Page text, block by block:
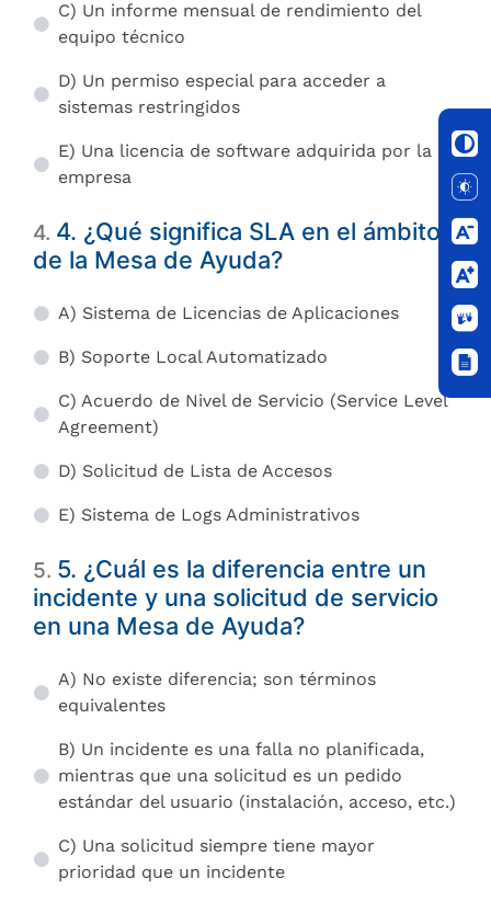
C) Un informe mensual de rendimiento del
equipo técnico
D) Un permiso especial para acceder a
sistemas restringidos
E) Una licencia de software adquirida por la
empresa
4. 4. ¿Qué significa SLA en el ámbito
de la Mesa de Ayuda?
A) Sistema de Licencias de Aplicaciones
B) Soporte Local Automatizado
C) Acuerdo de Nivel de Servicio (Service Level
Agreement)
D) Solicitud de Lista de Accesos
E) Sistema de Logs Administrativos
5. 5. ¿Cuál es la diferencia entre un
incidente y una solicitud de servicio
en una Mesa de Ayuda?
A) No existe diferencia; son términos
equivalentes
B) Un incidente es una falla no planificada,
mientras que una solicitud es un pedido
estándar del usuario (instalación, acceso, etc.)
C) Una solicitud siempre tiene mayor
prioridad que un incidente